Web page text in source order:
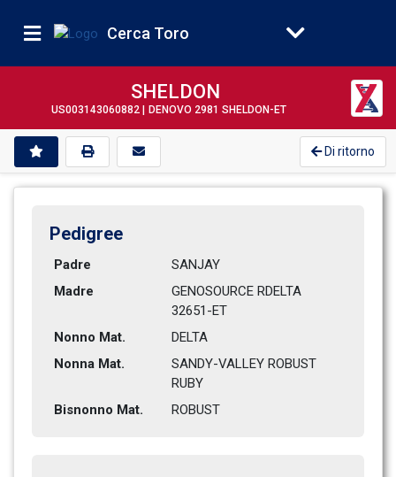
Cerca Toro
SHELDON
US003143060882 | DENOVO 2981 SHELDON-ET
Di ritorno
Pedigree
Padre
SANJAY
Madre
GENOSOURCE RDELTA
32651-ET
Nonno Mat.
DELTA
Nonna Mat.
SANDY-VALLEY ROBUST
RUBY
Bisnonno Mat.
ROBUST